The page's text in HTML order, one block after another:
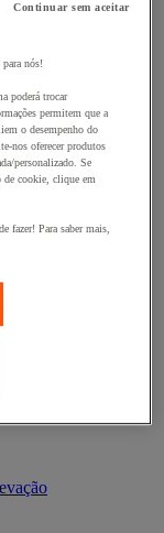
Continuar sem aceitar
nós!
poderá trocar
permitem que a
o desempenho do
nos oferecer produtos
personalizado. Se
de cookie, clique em
fazer! Para saber mais,